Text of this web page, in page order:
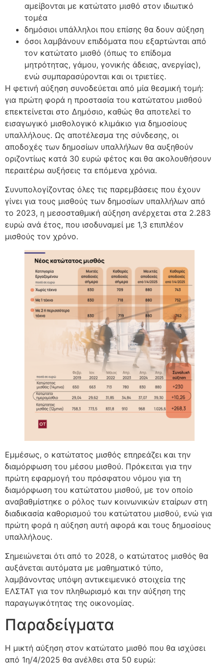
αμείβονται με κατώτατο μισθό στον ιδιωτικό
τομέα
δημόσιοι υπάλληλοι που επίσης θα δουν αύξηση
όσοι λαμβάνουν επιδόματα που εξαρτώνται από
τον κατώτατο μισθό (όπως το επίδομα
μητρότητας, γάμου, γονικής άδειας, ανεργίας),
ενώ συμπαρασύρονται και οι τριετίες.
Η φετινή αύξηση συνοδεύεται από μία θεσμική τομή:
για πρώτη φορά η προστασία του κατώτατου μισθού
επεκτείνεται στο Δημόσιο, καθώς θα αποτελεί το
εισαγωγικό μισθολογικό κλιμάκιο για δημοσίους
υπαλλήλους. Ως αποτέλεσμα της σύνδεσης, οι
αποδοχές των δημοσίων υπαλλήλων θα αυξηθούν
οριζοντίως κατά 30 ευρώ φέτος και θα ακολουθήσουν
περαιτέρω αυξήσεις τα επόμενα χρόνια.
Συνυπολογίζοντας όλες τις παρεμβάσεις που έχουν
γίνει για τους μισθούς των δημοσίων υπαλλήλων από
το 2023, η μεσοσταθμική αύξηση ανέρχεται στα 2.283
ευρώ ανά έτος, που ισοδυναμεί με 1,3 επιπλέον
μισθούς τον χρόνο.
Εμμέσως, ο κατώτατος μισθός επηρεάζει και την
διαμόρφωση του μέσου μισθού. Πρόκειται για την
πρώτη εφαρμογή του πρόσφατου νόμου για τη
διαμόρφωση του κατώτατου μισθού, με τον οποίο
αναβαθμίστηκε ο ρόλος των κοινωνικών εταίρων στη
διαδικασία καθορισμού του κατώτατου μισθού, ενώ για
πρώτη φορά η αύξηση αυτή αφορά και τους δημοσίους
υπαλλήλους.
Σημειώνεται ότι από το 2028, ο κατώτατος μισθός θα
αυξάνεται αυτόματα με μαθηματικό τύπο,
λαμβάνοντας υπόψη αντικειμενικό στοιχεία της
ΕΛΣΤΑΤ για τον πληθωρισμό και την αύξηση της
παραγωγικότητας της οικονομίας.
Παραδείγματα
Η μικτή αύξηση στον κατώτατο μισθό που θα ισχύσει
από 1η/4/2025 θα ανέλθει στα 50 ευρώ: